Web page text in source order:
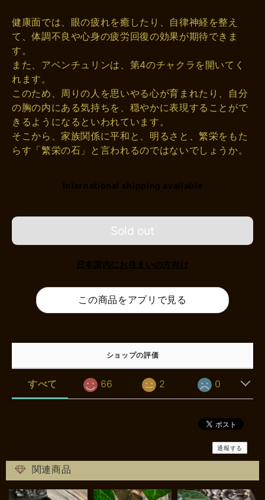
健康面では、眼の疲れを癒したり、自律神経を整え
て、体調不良や心身の疲労回復の効果が期待できま
す。
また、アベンチュリンは、第4のチャクラを開いてく
れます。
このため、周りの人を思いやる心が育まれたり、自分
の胸の内にある気持ちを、穏やかに表現することがで
きるようになるといわれています。
そこから、家族関係に平和と、明るさと、繁栄をもた
らす「繁栄の石」と言われるのではないでしょうか。
International shipping available
Sold out
日本国内にお住まいの方向け
この商品をアプリで見る
ショップの評価
すべて 66 2 0
通報する
関連商品